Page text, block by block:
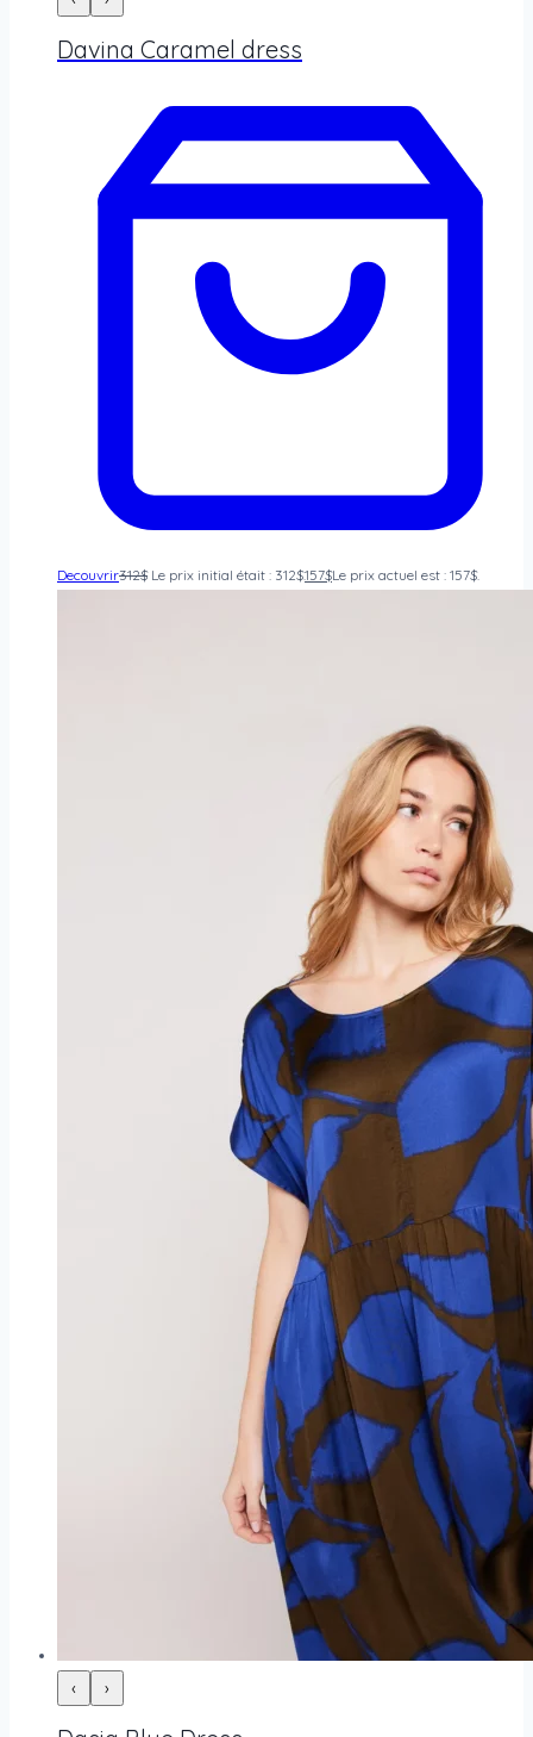
Davina Caramel dress
Decouvrir312$ Le prix initial était : 312$.157$Le prix actuel est : 157$.
‹ ›